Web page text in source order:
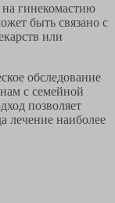
гинекомастию
быть связано с
или
обследование
с семейной
позволяет
лечение наиболее